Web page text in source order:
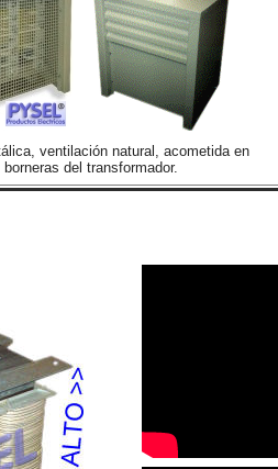
ventilación natural, acometida en
borneras del transformador.